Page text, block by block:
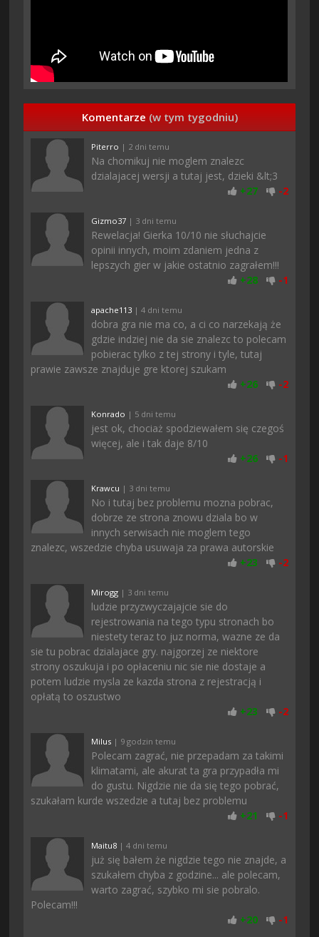
Komentarze (w tym tygodniu)
Piterro | 2 dni temu
Na chomikuj nie moglem znalezc
dzialajacej wersji a tutaj jest, dzieki &lt;3
+27 -2
Gizmo37 | 3 dni temu
Rewelacja! Gierka 10/10 nie słuchajcie
opinii innych, moim zdaniem jedna z
lepszych gier w jakie ostatnio zagrałem!!!
+28 -1
apache113 | 4 dni temu
dobra gra nie ma co, a ci co narzekają że
gdzie indziej nie da sie znalezc to polecam
pobierac tylko z tej strony i tyle, tutaj
prawie zawsze znajduje gre ktorej szukam
+26 -2
Konrado | 5 dni temu
jest ok, chociaż spodziewałem się czegoś
więcej, ale i tak daje 8/10
+26 -1
Krawcu | 3 dni temu
No i tutaj bez problemu mozna pobrac,
dobrze ze strona znowu dziala bo w
innych serwisach nie moglem tego
znalezc, wszedzie chyba usuwaja za prawa autorskie
+23 -2
Mirogg | 3 dni temu
ludzie przyzwyczajajcie sie do
rejestrowania na tego typu stronach bo
niestety teraz to juz norma, wazne ze da
sie tu pobrac dzialajace gry. najgorzej ze niektore
strony oszukuja i po opłaceniu nic sie nie dostaje a
potem ludzie mysla ze kazda strona z rejestracją i
opłatą to oszustwo
+23 -2
Milus | 9 godzin temu
Polecam zagrać, nie przepadam za takimi
klimatami, ale akurat ta gra przypadła mi
do gustu. Nigdzie nie da się tego pobrać,
szukałam kurde wszedzie a tutaj bez problemu
+21 -1
Maitu8 | 4 dni temu
już się bałem że nigdzie tego nie znajde, a
szukałem chyba z godzine... ale polecam,
warto zagrać, szybko mi sie pobralo.
Polecam!!!
+20 -1